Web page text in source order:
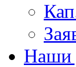
Наши